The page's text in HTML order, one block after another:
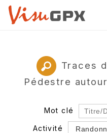
Traces
Pédestre
Mot clé
Activité